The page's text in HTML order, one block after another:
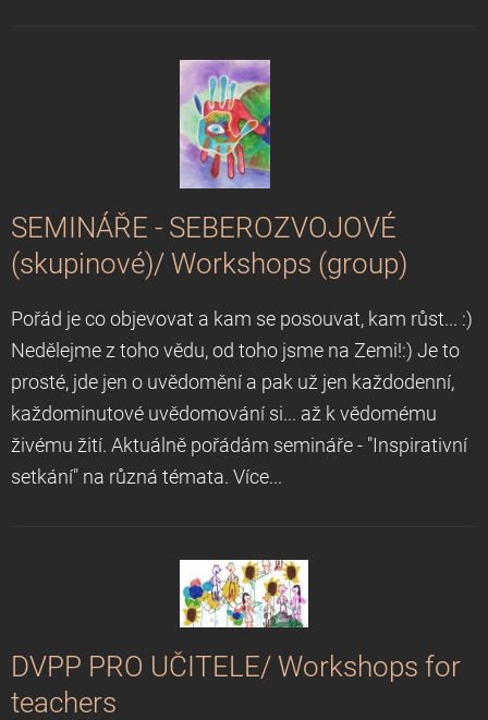
SEMINÁŘE - SEBEROZVOJOVÉ
(skupinové)/ Workshops (group)
Pořád je co objevovat a kam se posouvat, kam růst... :)
Nedělejme z toho vědu, od toho jsme na Zemi!:) Je to
prosté, jde jen o uvědomění a pak už jen každodenní,
každominutové uvědomování si... až k vědomému
živému žití. Aktuálně pořádám semináře - "Inspirativní
setkání" na různá témata. Více...
DVPP PRO UČITELE/ Workshops for
teachers